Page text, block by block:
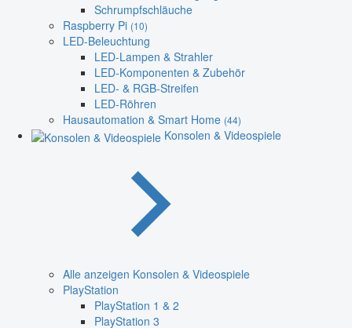
Schrumpfschläuche
Raspberry Pi (10)
LED-Beleuchtung
LED-Lampen & Strahler
LED-Komponenten & Zubehör
LED- & RGB-Streifen
LED-Röhren
Hausautomation & Smart Home (44)
Konsolen & Videospiele
Alle anzeigen Konsolen & Videospiele
PlayStation
PlayStation 1 & 2
PlayStation 3